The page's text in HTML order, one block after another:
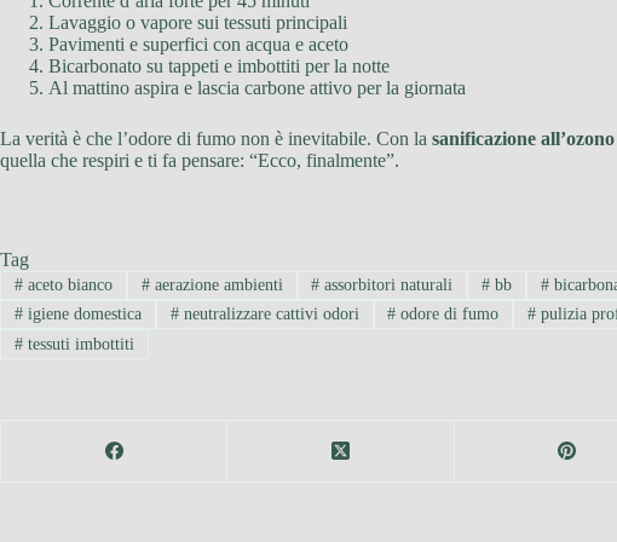
Lavaggio o vapore sui tessuti principali
Pavimenti e superfici con acqua e aceto
Bicarbonato su tappeti e imbottiti per la notte
Al mattino aspira e lascia carbone attivo per la giornata
La verità è che l’odore di fumo non è inevitabile. Con la sanificazione all’ozono
quella che respiri e ti fa pensare: “Ecco, finalmente”.
Tag
#aceto bianco #aerazione ambienti # assorbitori naturali # bb #
#igiene domestica #neutralizzare cattivi odori # odore di fumo # pulizia
#tessuti imbottiti